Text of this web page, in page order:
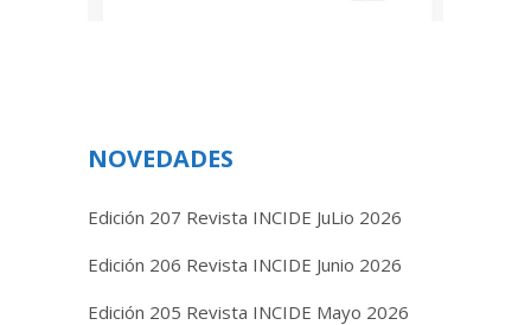
NOVEDADES
Edición 207 Revista INCIDE JuLio 2026
Edición 206 Revista INCIDE Junio 2026
Edición 205 Revista INCIDE Mayo 2026